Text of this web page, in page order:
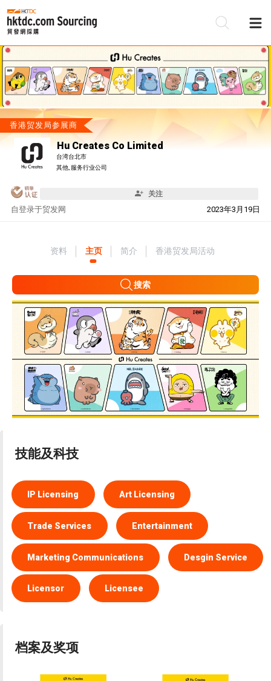
香港贸发局参展商
Hu Creates Co Limited
台湾台北市
其他, 服务行业公司
关注
自 2023年3月19日
登录于贸发网
资料 主页 简介 香港贸发局活动
搜索
技能及科技
IP Licensing Art Licensing
Trade Services Entertainment
Marketing Communications Desgin Service
Licensor Licensee
档案及奖项